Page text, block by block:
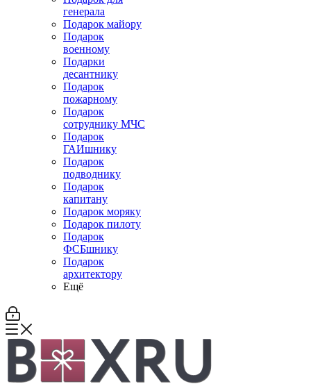
генерала
Подарок майору
Подарок
военному
Подарки
десантнику
Подарок
пожарному
Подарок
сотруднику МЧС
Подарок
ГАИшнику
Подарок
подводнику
Подарок
капитану
Подарок моряку
Подарок пилоту
Подарок
ФСБшнику
Подарок
архитектору
Ещё